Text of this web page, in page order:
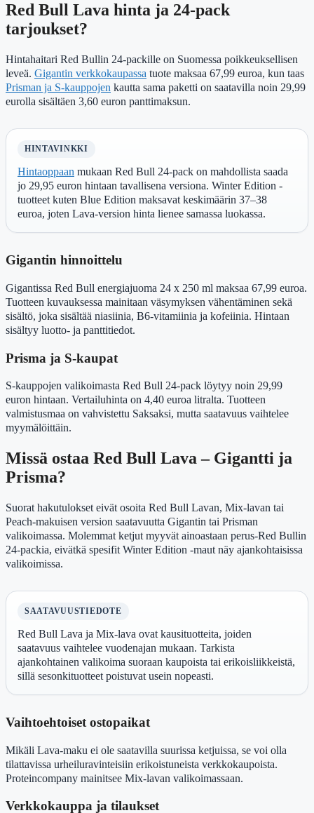
Red Bull Lava hinta ja 24-pack
tarjoukset?
Hintahaitari Red Bullin 24-packille on Suomessa poikkeuksellisen
leveä. Gigantin verkkokaupassa tuote maksaa 67,99 euroa, kun taas
Prisman ja S-kauppojen kautta sama paketti on saatavilla noin 29,99
eurolla sisältäen 3,60 euron panttimaksun.
HINTAVINKKI
Hintaoppaan mukaan Red Bull 24-pack on mahdollista saada
jo 29,95 euron hintaan tavallisena versiona. Winter Edition -
tuotteet kuten Blue Edition maksavat keskimäärin 37–38
euroa, joten Lava-version hinta lienee samassa luokassa.
Gigantin hinnoittelu
Gigantissa Red Bull energiajuoma 24 x 250 ml maksaa 67,99 euroa.
Tuotteen kuvauksessa mainitaan väsymyksen vähentäminen sekä
sisältö, joka sisältää niasiinia, B6-vitamiinia ja kofeiinia. Hintaan
sisältyy luotto- ja panttitiedot.
Prisma ja S-kaupat
S-kauppojen valikoimasta Red Bull 24-pack löytyy noin 29,99
euron hintaan. Vertailuhinta on 4,40 euroa litralta. Tuotteen
valmistusmaa on vahvistettu Saksaksi, mutta saatavuus vaihtelee
myymälöittäin.
Missä ostaa Red Bull Lava – Gigantti ja
Prisma?
Suorat hakutulokset eivät osoita Red Bull Lavan, Mix-lavan tai
Peach-makuisen version saatavuutta Gigantin tai Prisman
valikoimassa. Molemmat ketjut myyvät ainoastaan perus-Red Bullin
24-packia, eivätkä spesifit Winter Edition -maut näy ajankohtaisissa
valikoimissa.
SAATAVUUSTIEDOTE
Red Bull Lava ja Mix-lava ovat kausituotteita, joiden
saatavuus vaihtelee vuodenajan mukaan. Tarkista
ajankohtainen valikoima suoraan kaupoista tai erikoisliikkeistä,
sillä sesonkituotteet poistuvat usein nopeasti.
Vaihtoehtoiset ostopaikat
Mikäli Lava-maku ei ole saatavilla suurissa ketjuissa, se voi olla
tilattavissa urheiluravinteisiin erikoistuneista verkkokaupoista.
Proteincompany mainitsee Mix-lavan valikoimassaan.
Verkkokauppa ja tilaukset